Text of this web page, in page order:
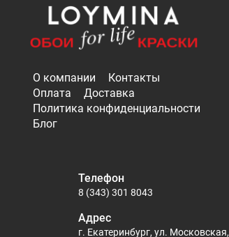
О компании
Контакты
Оплата
Доставка
Политика конфиденциальности
Блог
Телефон
8 (343) 301 8043
Адрес
г. Екатеринбург, ул. Московская,